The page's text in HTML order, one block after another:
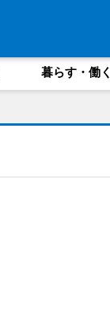
暮らす・働く